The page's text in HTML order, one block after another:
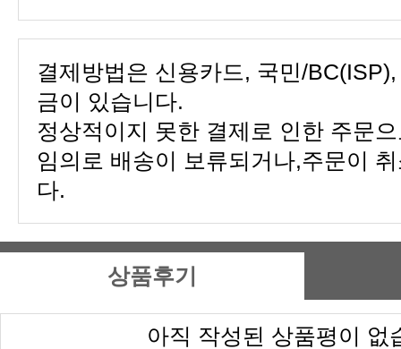
금이 있습니다.
다.
상품후기
아직 작성된 상품평이 없